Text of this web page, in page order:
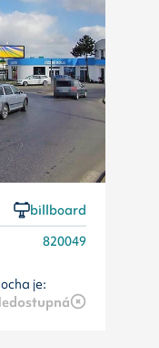
billboard
820049
je: